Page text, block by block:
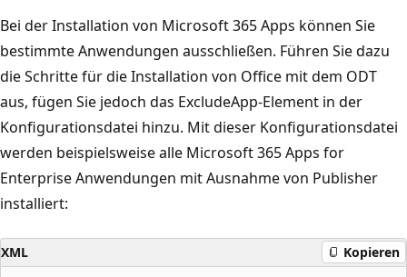
Bei der Installation von Microsoft 365 Apps können Sie
bestimmte Anwendungen ausschließen. Führen Sie dazu
die Schritte für die Installation von Office mit dem ODT
aus, fügen Sie jedoch das ExcludeApp-Element in der
Konfigurationsdatei hinzu. Mit dieser Konfigurationsdatei
werden beispielsweise alle Microsoft 365 Apps for
Enterprise Anwendungen mit Ausnahme von Publisher
installiert:
XML Kopieren